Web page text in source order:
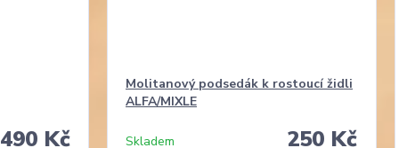
490 Kč
Molitanový podsedák k rostoucí židli
ALFA/MIXLE
250 Kč
Skladem